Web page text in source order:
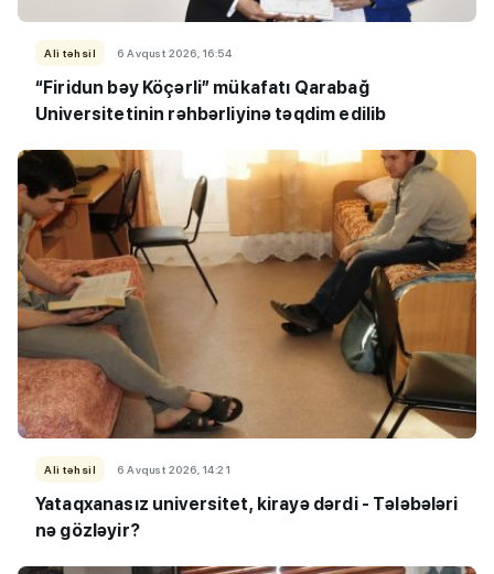
Ali təhsil 6 Avqust 2026, 16:54
“Firidun bəy Köçərli” mükafatı Qarabağ
Universitetinin rəhbərliyinə təqdim edilib
Ali təhsil 6 Avqust 2026, 14:21
Yataqxanasız universitet, kirayə dərdi - Tələbələri
nə gözləyir?